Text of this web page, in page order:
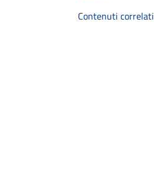
Contenuti correlati